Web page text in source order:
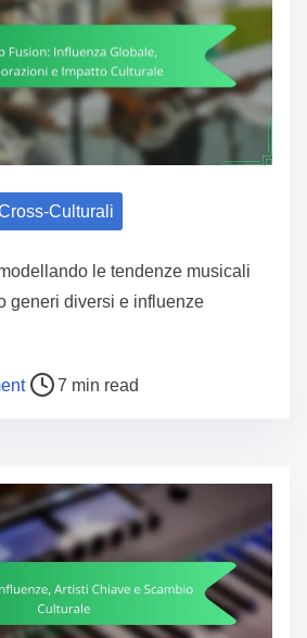
Culturali
le tendenze musicali
generi diversi e influenze
on K-Pop Fusion: Influenza
7 min read